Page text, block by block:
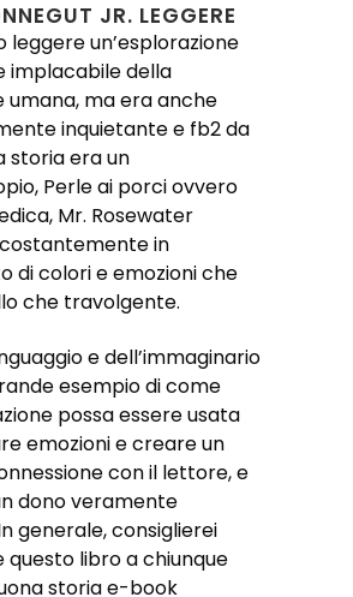
JR. LEGGERE
leggere un’esplorazione
implacabile della
umana, ma era anche
inquietante e fb2 da
storia era un
Perle ai porci ovvero
Mr. Rosewater
in
di colori e emozioni che
che travolgente.
e dell’immaginario
esempio di come
possa essere usata
emozioni e creare un
con il lettore, e
dono veramente
generale, consiglierei
questo libro a chiunque
storia e-book